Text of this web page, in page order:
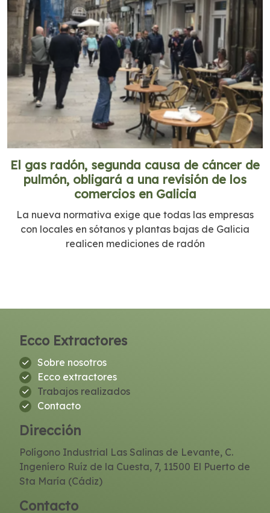
El gas radón, segunda causa de cáncer de
pulmón, obligará a una revisión de los
comercios en Galicia
La nueva normativa exige que todas las empresas
con locales en sótanos y plantas bajas de Galicia
realicen mediciones de radón
Ecco Extractores
Sobre nosotros
Ecco extractores
Trabajos realizados
Contacto
Dirección
Polígono Industrial Las Salinas de Levante, C.
Ingeníero Ruíz de la Cuesta, 7, 11500 El Puerto de
Sta María (Cádiz)
Contacto